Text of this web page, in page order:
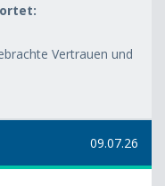
Vertrauen und
09.07.26